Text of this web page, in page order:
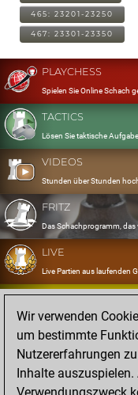
465: 23201-23250
467: 23301-23350
PLAYCHESS
Spielen Sie Online Schach
TACTICS
Lösen Sie taktische
VIDEOS
Stunden über Stunden
FRITZ
Das Schachprogramm,
LIVE
Live Partien aus laufenden
OPENINGS
Erfassen und Üben Sie Ihr
DATABASE
Acht Millionen starke Partien
MYGAMES
Wir verwenden
um bestimmte
Nutzererfahrungen
Inhalte